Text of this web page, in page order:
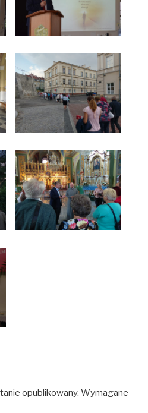
opublikowany. Wymagane